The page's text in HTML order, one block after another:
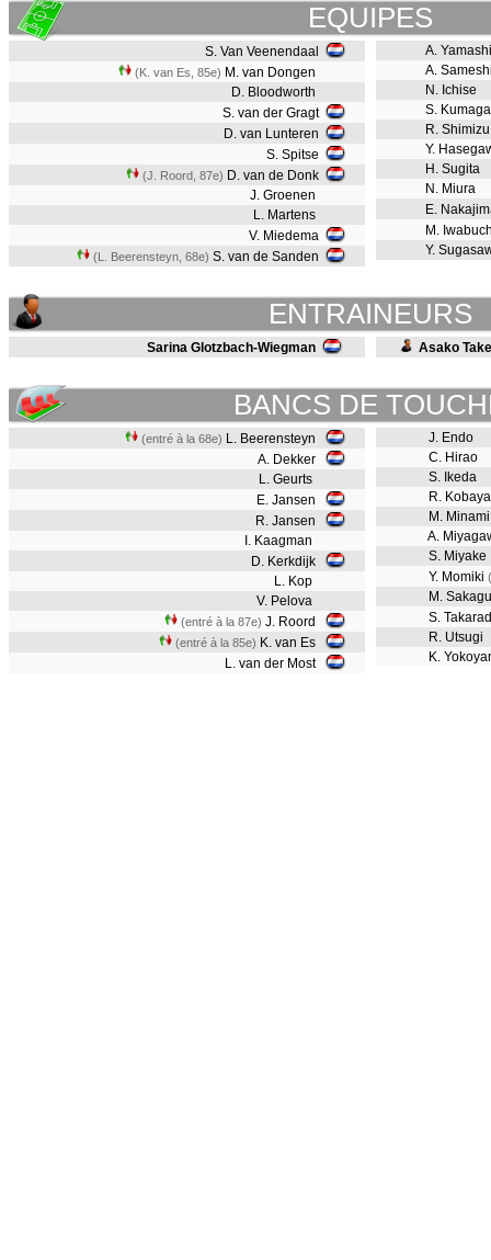
EQUIPES
S. Van Veenendaal
(K. van Es, 85e) M. van Dongen
D. Bloodworth
S. van der Gragt
D. van Lunteren
S. Spitse
(J. Roord, 87e) D. van de Donk
J. Groenen
L. Martens
V. Miedema
(L. Beerensteyn, 68e) S. van de Sanden
A.
A.
N. Ichise
S.
R. Shimizu
Y.
H. Sugita
N. Miura
E.
M.
Y.
ENTRAINEURS
Sarina Glotzbach-Wiegman Asako
BANCS DE
(entré à la 68e) L. Beerensteyn
A. Dekker
L. Geurts
E. Jansen
R. Jansen
I. Kaagman
D. Kerkdijk
L. Kop
V. Pelova
(entré à la 87e) J. Roord
(entré à la 85e) K. van Es
L. van der Most
J. Endo
C. Hirao
S. Ikeda
R.
M. Minami
A.
S. Miyake
Y. Momiki
M.
S.
R. Utsugi
K.